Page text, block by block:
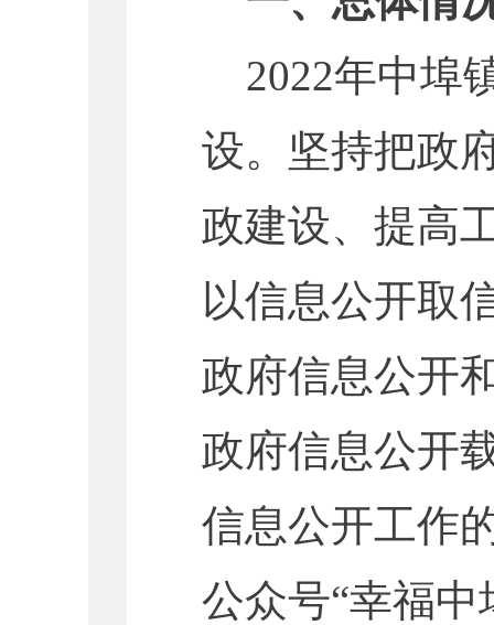
2022年中埠
设。 坚持把政
政建设、提高
以信息公开取
政府信息公开
政府信息公开
信息公开工作
公众号“幸福中